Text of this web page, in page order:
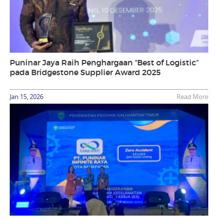
Puninar Jaya Raih Penghargaan “Best of Logistic”
pada Bridgestone Supplier Award 2025
Jan 15, 2026 Read More